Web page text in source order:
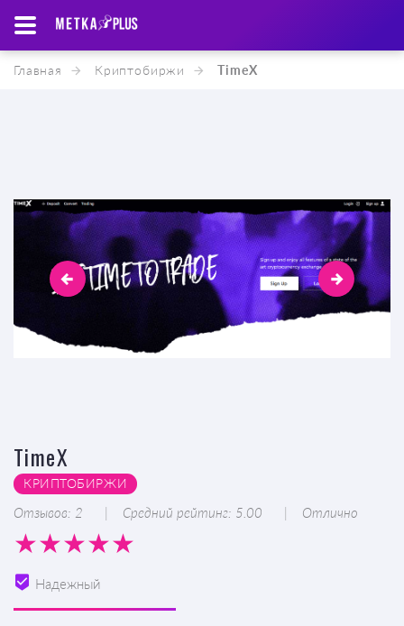
Главная Криптобиржи TimeX
TimeX
КРИПТОБИРЖИ
Отзывов: 2 Средний рейтинг: 5.00 Отлично
Надежный